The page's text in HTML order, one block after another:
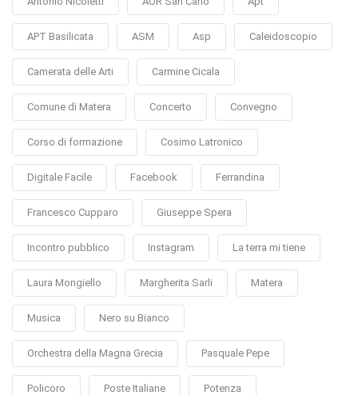
APT Basilicata ASM Asp Caleidoscopio
Camerata delle Arti Carmine Cicala
Comune di Matera Concerto Convegno
Corso di formazione Cosimo Latronico
Digitale Facile Facebook Ferrandina
Francesco Cupparo Giuseppe Spera
Incontro pubblico Instagram La terra mi tiene
Laura Mongiello Margherita Sarli Matera
Musica Nero su Bianco
Orchestra della Magna Grecia Pasquale Pepe
Policoro Poste Italiane Potenza